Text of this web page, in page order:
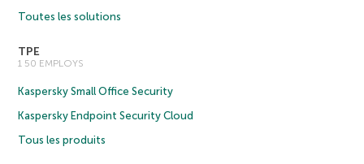
Toutes les solutions
TPE
1 50 EMPLOYS
Kaspersky Small Office Security
Kaspersky Endpoint Security Cloud
Tous les produits